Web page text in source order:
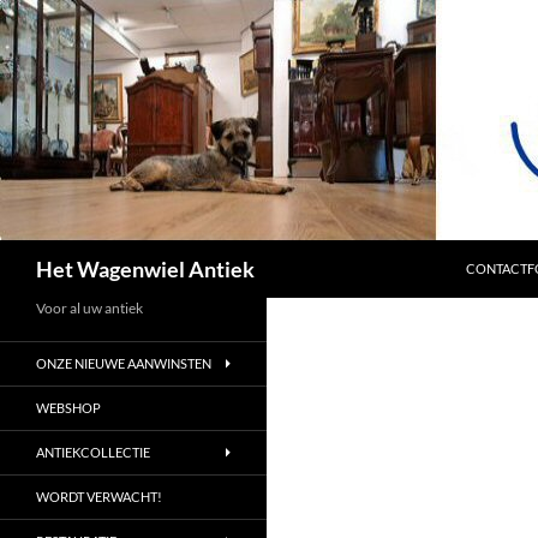
Het Wagenwiel Antiek
Voor al uw antiek
ONZE NIEUWE AANWINSTEN
WEBSHOP
ANTIEKCOLLECTIE
WORDT VERWACHT!